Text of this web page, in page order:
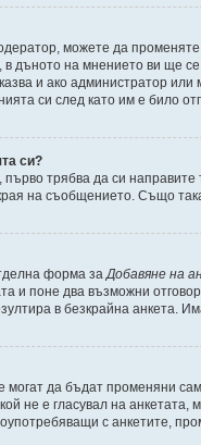
можете да
дъното на мнението ви ще
и ако администратор
си след като им е било
си?
трябва да си
на съобщението. Също
форма за Добавяне на
и поне два възможни
в безкрайна анкета.
да бъдат променяни
не е гласувал на
с анкетите,